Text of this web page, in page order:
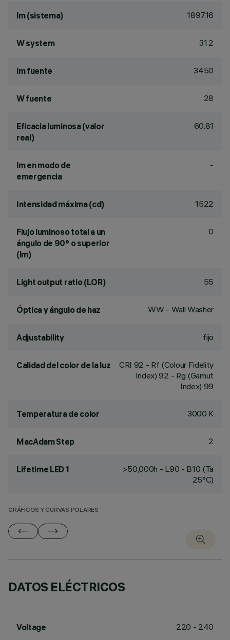
lm (sistema) 1897.16
W system 31.2
lm fuente 3450
W fuente 28
Eficacia luminosa (valor
real)
60.81
lm en modo de
emergencia
-
Intensidad máxima (cd) 1522
Flujo luminoso total a un
ángulo de 90° o superior
(lm)
0
Light output ratio (LOR) 55
Óptica y ángulo de haz WW - Wall Washer
Adjustability fijo
Calidad del color de la luz CRI 92 - Rf (Colour Fidelity
Index) 92 - Rg (Gamut
Index) 99
Temperatura de color 3000 K
MacAdam Step 2
Lifetime LED 1
>50,000h - L90 - B10 (Ta
25°C)
GRÁFICOS Y CURVAS POLARES
DATOS ELÉCTRICOS
Voltage 220 - 240